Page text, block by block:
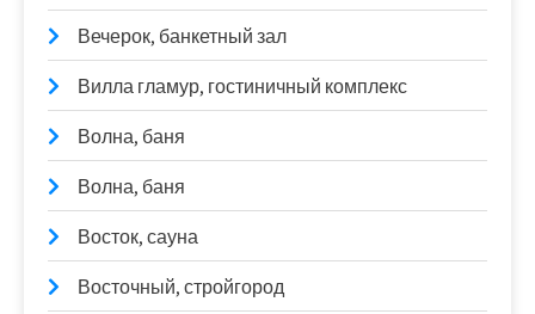
Вечерок, банкетный зал
Вилла гламур, гостиничный комплекс
Волна, баня
Волна, баня
Восток, сауна
Восточный, стройгород